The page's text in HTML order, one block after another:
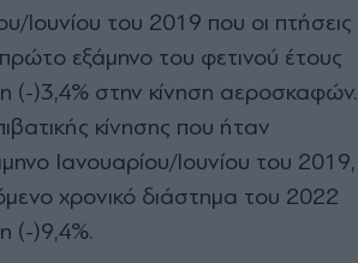
Ιουνίου του 2019 που οι πτήσεις
εξάμηνο του φετινού έτους
(-)3,4% στην κίνηση αεροσκαφών.
κίνησης που ήταν
Ιανουαρίου/Ιουνίου του 2019,
χρονικό διάστημα του 2022
(-)9,4%.